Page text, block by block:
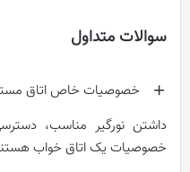
سوالات متداول
خصوصیات خاص اتاق
داشتن نورگیر مناسب،
خصوصیات یک اتاق خواب